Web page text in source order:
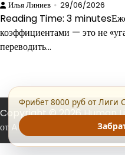
Илья Линиев 29/06/2026
Reading Time: 3
коэффициентами — это не
переводить…
Copyright © 2026Human
от Artify Themes
Фрибет 8000 руб от Лиги